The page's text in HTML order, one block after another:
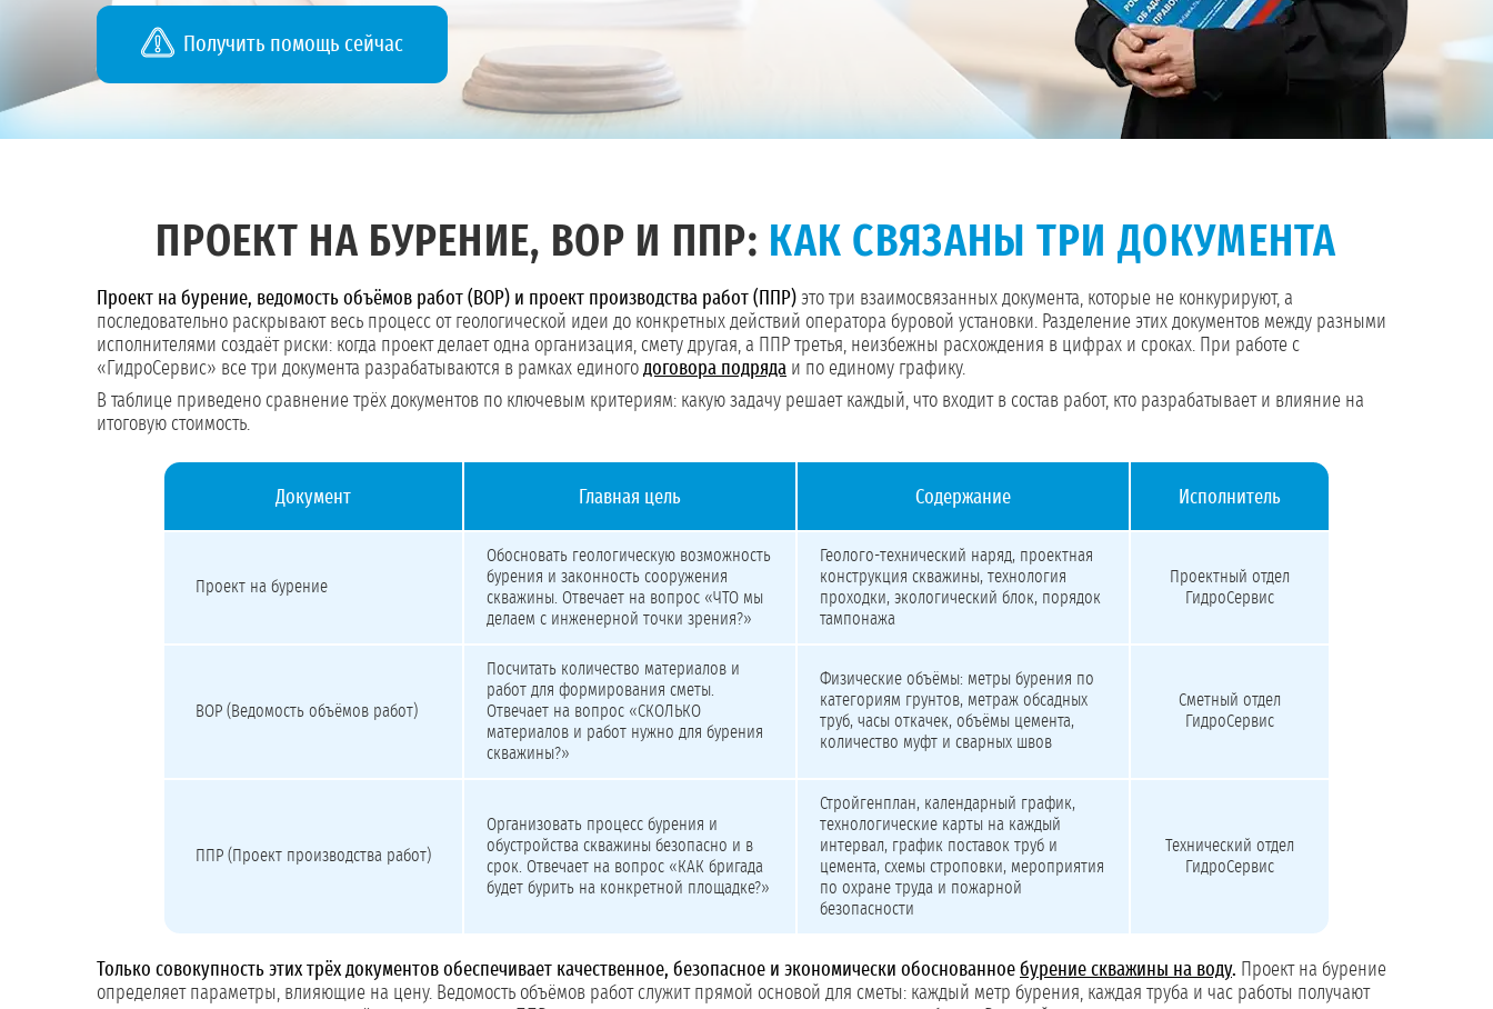
Получить помощь сейчас
ПРОЕКТ НА БУРЕНИЕ, ВОР И ППР: КАК СВЯЗАНЫ ТРИ ДОКУМЕНТА
Проект на бурение, ведомость объёмов работ (ВОР) и проект производства работ (ППР) это три взаимосвязанных документа, которые не конкурируют, а
последовательно раскрывают весь процесс от геологической идеи до конкретных действий оператора буровой установки. Разделение этих документов между разными
исполнителями создаёт риски: когда проект делает одна организация, смету другая, а ППР третья, неизбежны расхождения в цифрах и сроках. При работе с
«ГидроСервис» все три документа разрабатываются в рамках единого договора подряда и по единому графику.
В таблице приведено сравнение трёх документов по ключевым критериям: какую задачу решает каждый, что входит в состав работ, кто разрабатывает и влияние на
итоговую стоимость.
Документ Главная цель Содержание Исполнитель
Проект на бурение
Обосновать геологическую возможность
бурения и законность сооружения
скважины. Отвечает на вопрос «ЧТО мы
делаем с инженерной точки зрения?»
Геолого-технический наряд, проектная
конструкция скважины, технология
проходки, экологический блок, порядок
тампонажа
Проектный отдел
ГидроСервис
ВОР (Ведомость объёмов работ)
Посчитать количество материалов и
работ для формирования сметы.
Отвечает на вопрос «СКОЛЬКО
материалов и работ нужно для бурения
скважины?»
Физические объёмы: метры бурения по
категориям грунтов, метраж обсадных
труб, часы откачек, объёмы цемента,
количество муфт и сварных швов
Сметный отдел
ГидроСервис
ППР (Проект производства работ)
Организовать процесс бурения и
обустройства скважины безопасно и в
срок. Отвечает на вопрос «КАК бригада
будет бурить на конкретной площадке?»
Стройгенплан, календарный график,
технологические карты на каждый
интервал, график поставок труб и
цемента, схемы строповки, мероприятия
по охране труда и пожарной
безопасности
Технический отдел
ГидроСервис
Только совокупность этих трёх документов обеспечивает качественное, безопасное и экономически обоснованное бурение скважины на воду. Проект на бурение
определяет параметры, влияющие на цену. Ведомость объёмов работ служит прямой основой для сметы: каждый метр бурения, каждая труба и час работы получают